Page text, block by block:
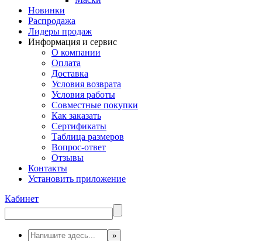
Новинки
Распродажа
Лидеры продаж
Информация и сервис
О компании
Оплата
Доставка
Условия возврата
Условия работы
Совместные покупки
Как заказать
Сертификаты
Таблица размеров
Вопрос-ответ
Отзывы
Контакты
Установить приложение
Кабинет